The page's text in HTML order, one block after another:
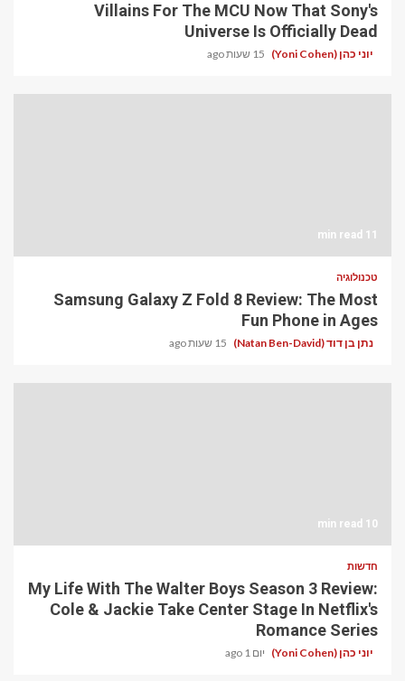
Villains For The MCU Now That Sony's
Universe Is Officially Dead
יוני כהן (Yoni Cohen) 15 שעות ago
11 min read
טכנולוגיה
Samsung Galaxy Z Fold 8 Review: The Most
Fun Phone in Ages
נתן בן דוד (Natan Ben-David) 15 שעות ago
10 min read
חדשות
My Life With The Walter Boys Season 3 Review:
Cole & Jackie Take Center Stage In Netflix's
Romance Series
יוני כהן (Yoni Cohen) יום 1 ago